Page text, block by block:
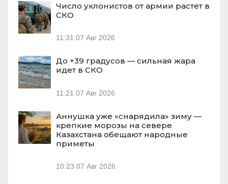
Число уклонистов от армии растет в
СКО
11:31 07 Авг 2026
До +39 градусов — сильная жара
идет в СКО
11:21 07 Авг 2026
Аннушка уже «снарядила» зиму —
крепкие морозы на севере
Казахстана обещают народные
приметы
10:23 07 Авг 2026